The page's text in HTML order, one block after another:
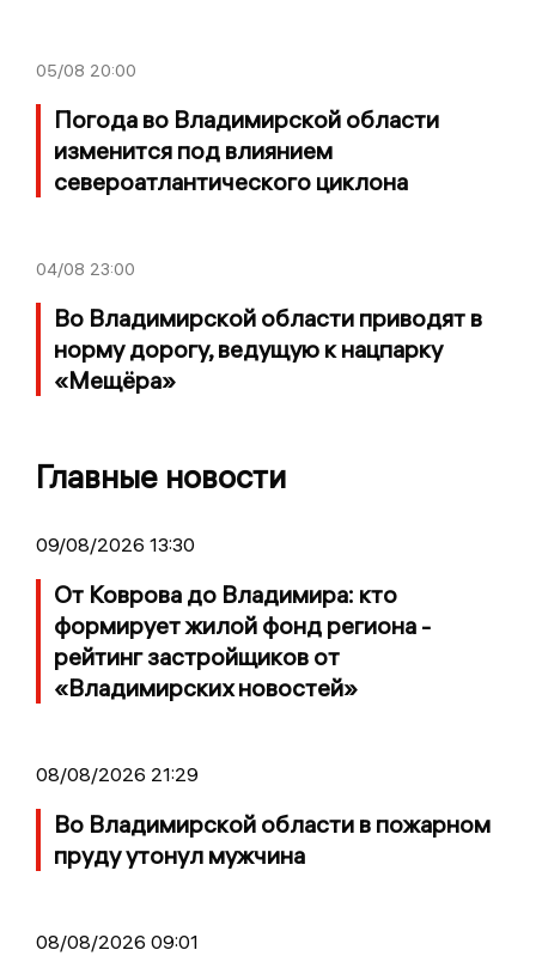
05/08 20:00
Погода во Владимирской области
изменится под влиянием
североатлантического циклона
04/08 23:00
Во Владимирской области приводят в
норму дорогу, ведущую к нацпарку
«Мещёра»
Главные новости
09/08/2026 13:30
От Коврова до Владимира: кто
формирует жилой фонд региона -
рейтинг застройщиков от
«Владимирских новостей»
08/08/2026 21:29
Во Владимирской области в пожарном
пруду утонул мужчина
08/08/2026 09:01